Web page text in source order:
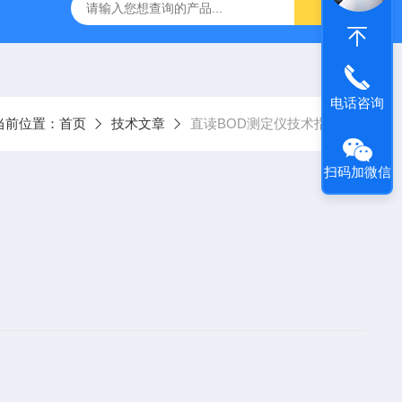
HX-2102CHX-2102C立式双层小容量恒温摇床 DZf-
前位置： 首页 技术文章 直读BOD测定仪技术指标
电话咨询
扫码加微信